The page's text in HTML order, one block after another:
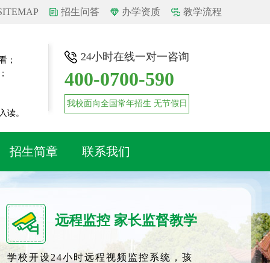
招生问答 办学资质 教学流程
；
读。
24小时在线一对一咨询
400-0700-590
我校面向全国常年招生 无节假日
招生简章 联系我们
远程监控 家长监督教学
学校开设24小时远程视频监控系统，孩